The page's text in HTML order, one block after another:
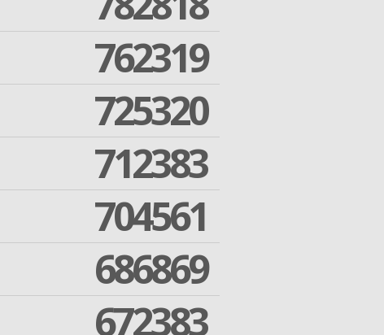
762319
725320
712383
704561
686869
672383